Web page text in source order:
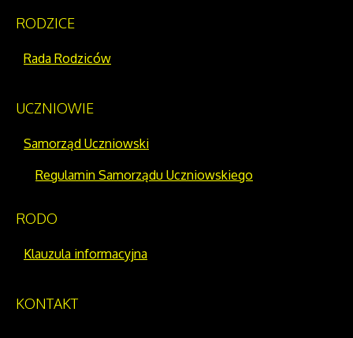
RODZICE
Rada Rodziców
UCZNIOWIE
Samorząd Uczniowski
Regulamin Samorządu Uczniowskiego
RODO
Klauzula informacyjna
KONTAKT